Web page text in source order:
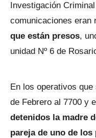
Investigación
comunicaciones eran
que están presos,
unidad Nº 6 de
En los operativos
de Febrero al 7700 y
detenidos la madre
pareja de uno de los